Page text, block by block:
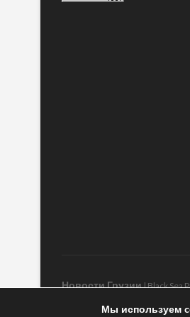
Новости Грузии| Black Sea
Мы используем